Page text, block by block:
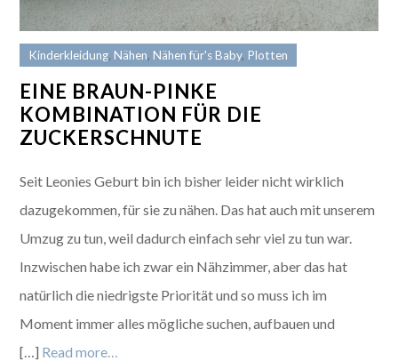
Kinderkleidung,Nähen,Nähen für's Baby, Plotten
EINE BRAUN-PINKE
KOMBINATION FÜR DIE
ZUCKERSCHNUTE
Seit Leonies Geburt bin ich bisher leider nicht wirklich
dazugekommen, für sie zu nähen. Das hat auch mit unserem
Umzug zu tun, weil dadurch einfach sehr viel zu tun war.
Inzwischen habe ich zwar ein Nähzimmer, aber das hat
natürlich die niedrigste Priorität und so muss ich im
Moment immer alles mögliche suchen, aufbauen und
[…] Read more…